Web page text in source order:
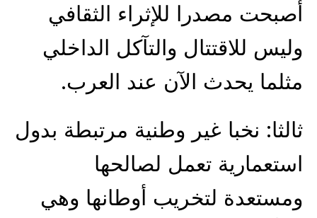
أصبحت مصدرا للإثراء الثقافي
وليس للاقتتال والتآكل الداخلي
مثلما يحدث الآن عند العرب.
ثالثا: نخبا غير وطنية مرتبطة بدول
استعمارية تعمل لصالحها
ومستعدة لتخريب أوطانها وهي